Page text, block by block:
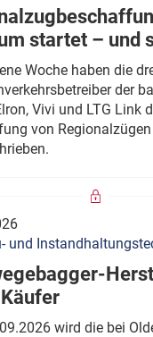
startet – und
Woche haben die
der
Vivi und LTG Link
von Regionalzügen
und
wird die bei